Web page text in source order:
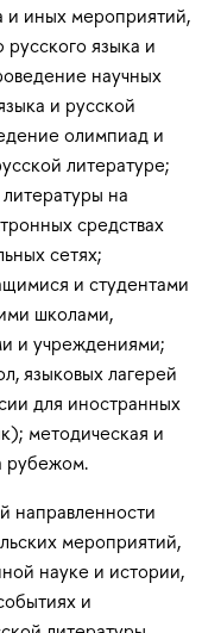
и иных мероприятий,
языка и
научных
и русской
олимпиад и
литературе;
на
средствах
сетях;
и студентами
школами,
и учреждениями;
языковых лагерей
для иностранных
методическая и
рубежом.
направленности
мероприятий,
науке и истории,
и